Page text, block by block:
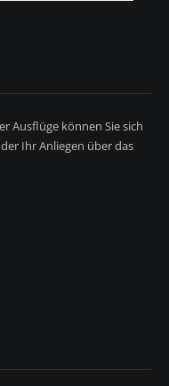
Ausflüge können Sie sich
Ihr Anliegen über das